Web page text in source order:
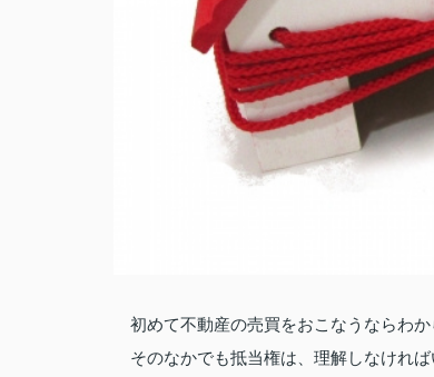
初めて不動産の売買をおこなうならわ
そのなかでも抵当権は、理解しなけれ